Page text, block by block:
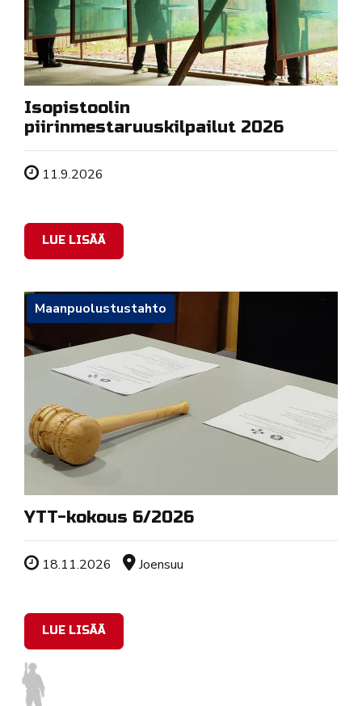
Isopistoolin
piirinmestaruuskilpailut 2026
Tapahtuman ajankohta
11.9.2026
LUE LISÄÄ
Maanpuolustustahto
YTT-kokous 6/2026
Tapahtuman ajankohta
18.11.2026 Sijainti
Joensuu
LUE LISÄÄ